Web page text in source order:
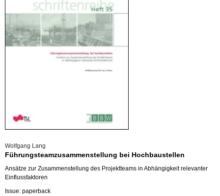
Wolfgang Lang
Führungsteamzusammenstellung bei Hochbaustellen
Ansätze zur Zusammenstellung des Projektteams in Abhängigkeit relevanter
Einflussfaktoren
Issue: paperback